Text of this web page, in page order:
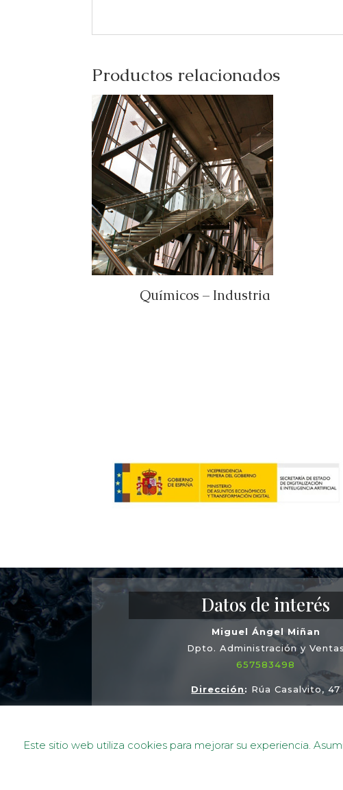
Productos relacionados
Químicos – Industria
Datos de interés
Miguel Ángel Miñan
Dpto. Administración y Ventas
657583498
Dirección: Rúa Casalvito, 47
Almacén Carretera de Vigo, 2 Mini
Este sitio web utiliza cookies para mejorar su experiencia.